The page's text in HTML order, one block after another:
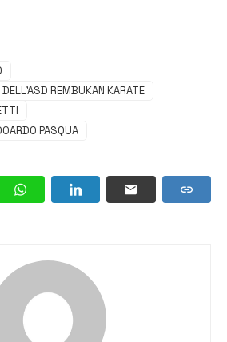
REMBUKAN KARATE
PASQUA